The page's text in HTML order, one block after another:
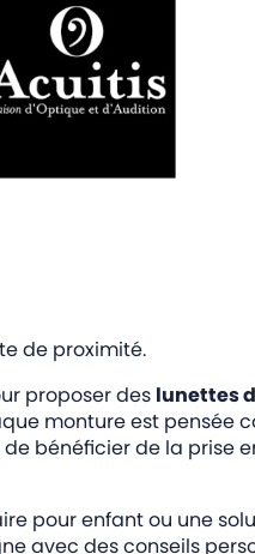
de proximité.
proposer des lunettes
monture est pensée
bénéficier de la prise
pour enfant ou une
avec des conseils